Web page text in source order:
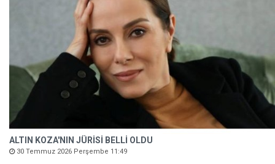
ALTIN KOZA'NIN JÜRİSİ BELLİ OLDU
30 Temmuz 2026 Perşembe 11:49